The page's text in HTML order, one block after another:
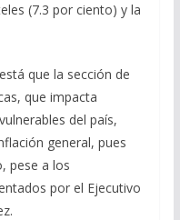
(7.3 por ciento) y la
que la sección de
que impacta
del país,
general, pues
pese a los
por el Ejecutivo